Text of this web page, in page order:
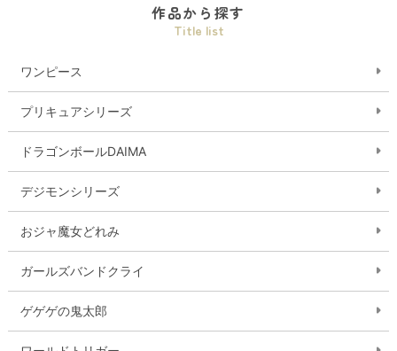
作品から探す
Title list
ワンピース
プリキュアシリーズ
ドラゴンボールDAIMA
デジモンシリーズ
おジャ魔女どれみ
ガールズバンドクライ
ゲゲゲの鬼太郎